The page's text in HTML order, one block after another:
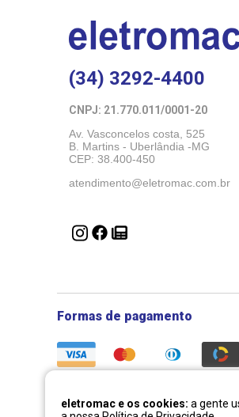
(34) 3292-4400
CNPJ: 21.770.011/0001-20
Av. Vasconcelos costa, 525
B. Martins - Uberlândia -MG
CEP: 38.400-450
atendimento@eletromac.com.br
Formas de pagamento
eletromac e os cookies: a gente